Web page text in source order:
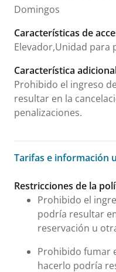
Domingos
Características de
Elevador,Unidad para
Característica
Prohibido el ingreso
resultar en la
penalizaciones.
Tarifas e información
Tarifas e información
Restricciones de la
Prohibido el
podría resultar
reservación u
Prohibido fumar
hacerlo podría